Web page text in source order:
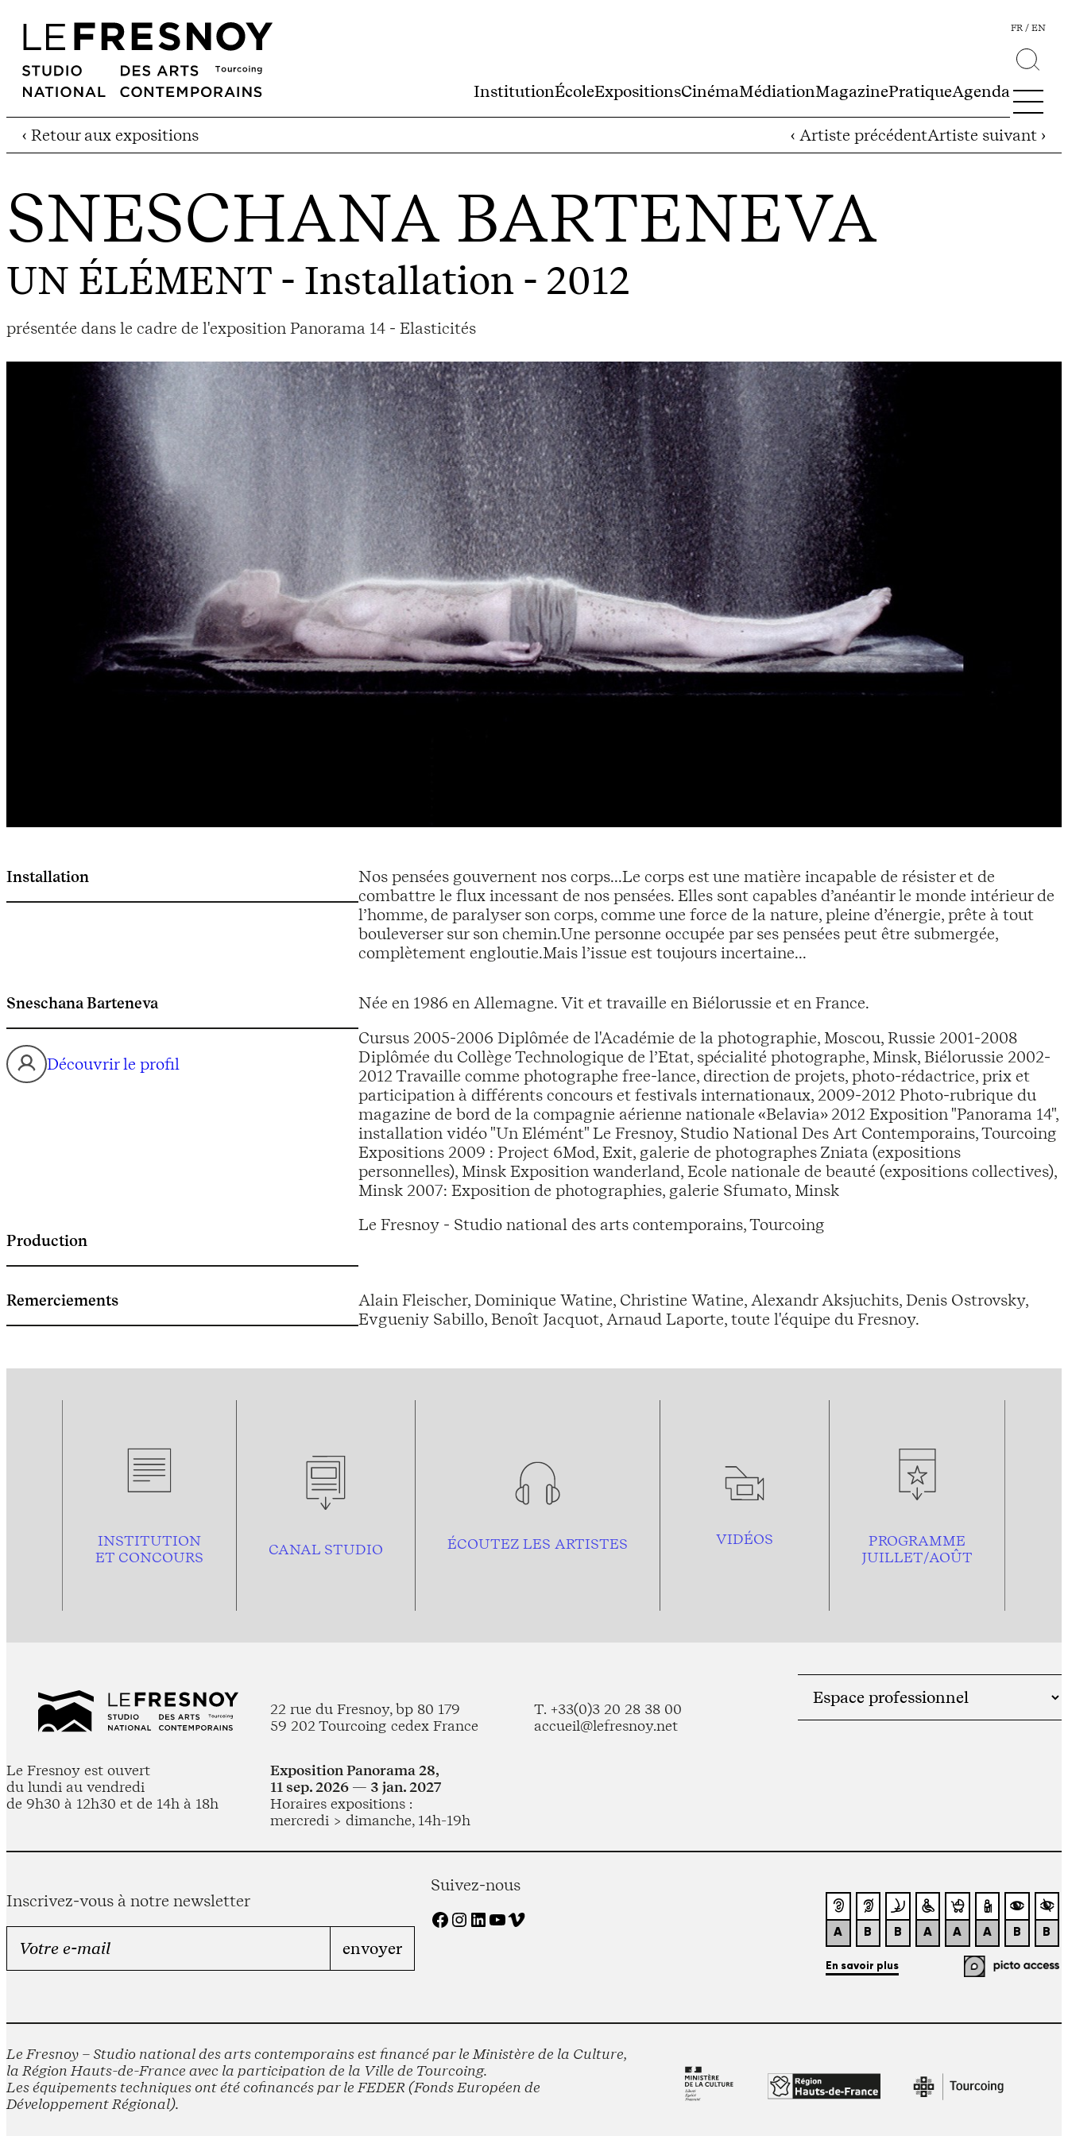
InstitutionÉcoleExpositionsCinémaMédiationMagazinePratiqueAgenda
FR EN
‹ Retour aux expositions ‹ Artiste précédentArtiste suivant ›
SNESCHANA BARTENEVA
UN ÉLÉMENT - Installation - 2012
présentée dans le cadre de l'exposition Panorama 14 - Elasticités
Installation
Nos pensées gouvernent nos corps...Le corps est une matière incapable de résister et de
combattre le flux incessant de nos pensées. Elles sont capables d’anéantir le monde intérieur de
l’homme, de paralyser son corps, comme une force de la nature, pleine d’énergie, prête à tout
bouleverser sur son chemin.Une personne occupée par ses pensées peut être submergée,
complètement engloutie.Mais l’issue est toujours incertaine...
Sneschana Barteneva
Découvrir le profil
Née en 1986 en Allemagne. Vit et travaille en Biélorussie et en France.
Cursus 2005-2006 Diplômée de l'Académie de la photographie, Moscou, Russie 2001-2008
Diplômée du Collège Technologique de l’Etat, spécialité photographe, Minsk, Biélorussie 2002-
2012 Travaille comme photographe free-lance, direction de projets, photo-rédactrice, prix et
participation à différents concours et festivals internationaux, 2009-2012 Photo-rubrique du
magazine de bord de la compagnie aérienne nationale «Belavia» 2012 Exposition "Panorama 14",
installation vidéo "Un Elémént" Le Fresnoy, Studio National Des Art Contemporains, Tourcoing
Expositions 2009 : Project 6Mod, Exit, galerie de photographes Zniata (expositions
personnelles), Minsk Exposition wanderland, Ecole nationale de beauté (expositions collectives),
Minsk 2007: Exposition de photographies, galerie Sfumato, Minsk
Production
Le Fresnoy - Studio national des arts contemporains, Tourcoing
Remerciements
Alain Fleischer, Dominique Watine, Christine Watine, Alexandr Aksjuchits, Denis Ostrovsky,
Evgueniy Sabillo, Benoît Jacquot, Arnaud Laporte, toute l'équipe du Fresnoy.
INSTITUTION
ET CONCOURS
CANAL STUDIO ÉCOUTEZ LES ARTISTES VIDÉOS
PROGRAMME
JUILLET/AOÛT
22 rue du Fresnoy, bp 80 179
59 202 Tourcoing cedex France
T. +33(0)3 20 28 38 00
accueil@lefresnoy.net
Le Fresnoy est ouvert
du lundi au vendredi
de 9h30 à 12h30 et de 14h à 18h
Exposition Panorama 28,
11 sep. 2026 — 3 jan. 2027
Horaires expositions :
mercredi > dimanche, 14h-19h
Inscrivez-vous à notre newsletter
Suivez-nous
Facebook Instagram LinkedIn YouTube Vimeo
Le Fresnoy – Studio national des arts contemporains est financé par le Ministère de la Culture,
la Région Hauts-de-France avec la participation de la Ville de Tourcoing.
Les équipements techniques ont été cofinancés par le FEDER (Fonds Européen de
Développement Régional).